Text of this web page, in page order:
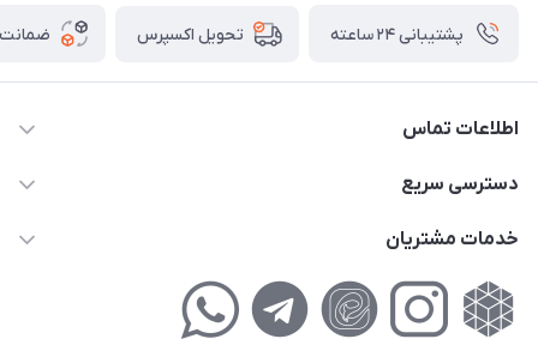
پشتیبانی ۲۴ ساعته تحویل اکسپرس ضمانت
اطلاعات تماس
02177111474
کوچه گلریز 4 غربی ، پلاک 13
دسترسی سریع
حساب کاربری
لیست محصولات
خدمات مشتریان
راهنمای‌خرید‌آنلاین
حریم خصوصی